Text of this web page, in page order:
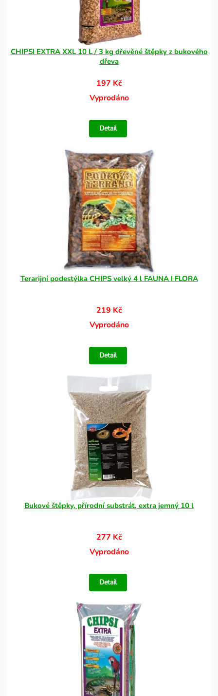
CHIPSI EXTRA XXL 10 L / 3 kg dřevěné štěpky z bukového
dřeva
197 Kč
Vyprodáno
Detail
Terarijní podestýlka CHIPS velký 4 l FAUNA I FLORA
219 Kč
Vyprodáno
Detail
Bukové štěpky, přírodní substrát, extra jemný 10 l
277 Kč
Vyprodáno
Detail